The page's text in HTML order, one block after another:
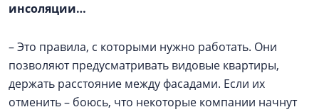
инсоляции…
– Это правила, с которыми нужно работать. Они
позволяют предусматривать видовые квартиры,
держать расстояние между фасадами. Если их
отменить – боюсь, что некоторые компании начнут